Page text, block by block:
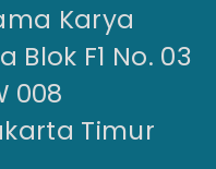
Karya
Blok F1 No. 03
008
Timur